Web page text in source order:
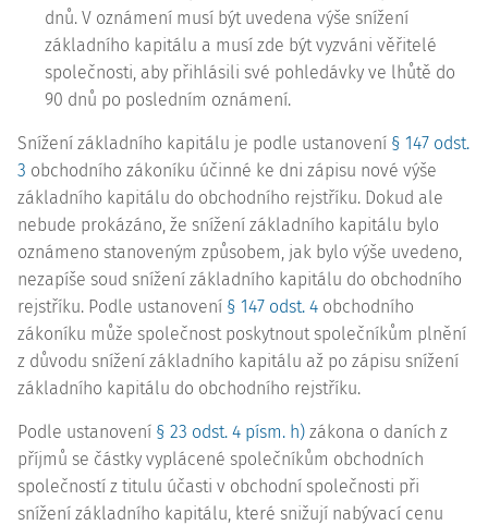
dnů. V oznámení musí být uvedena výše snížení
základního kapitálu a musí zde být vyzváni věřitelé
společnosti, aby přihlásili své pohledávky ve lhůtě do
90 dnů po posledním oznámení.
Snížení základního kapitálu je podle ustanovení § 147 odst.
3 obchodního zákoníku účinné ke dni zápisu nové výše
základního kapitálu do obchodního rejstříku. Dokud ale
nebude prokázáno, že snížení základního kapitálu bylo
oznámeno stanoveným způsobem, jak bylo výše uvedeno,
nezapíše soud snížení základního kapitálu do obchodního
rejstříku. Podle ustanovení § 147 odst. 4 obchodního
zákoníku může společnost poskytnout společníkům plnění
z důvodu snížení základního kapitálu až po zápisu snížení
základního kapitálu do obchodního rejstříku.
Podle ustanovení § 23 odst. 4 písm. h) zákona o daních z
příjmů se částky vyplácené společníkům obchodních
společností z titulu účasti v obchodní společnosti při
snížení základního kapitálu, které snižují nabývací cenu